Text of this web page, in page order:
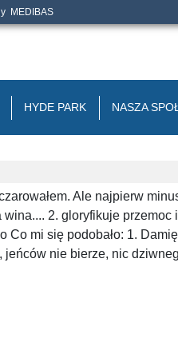
MEDIBAS
HYDE PARK NASZA
Ale najpierw
2. gloryfikuje przemoc
Co mi się podobało: 1.
jeńców nie bierze, nic